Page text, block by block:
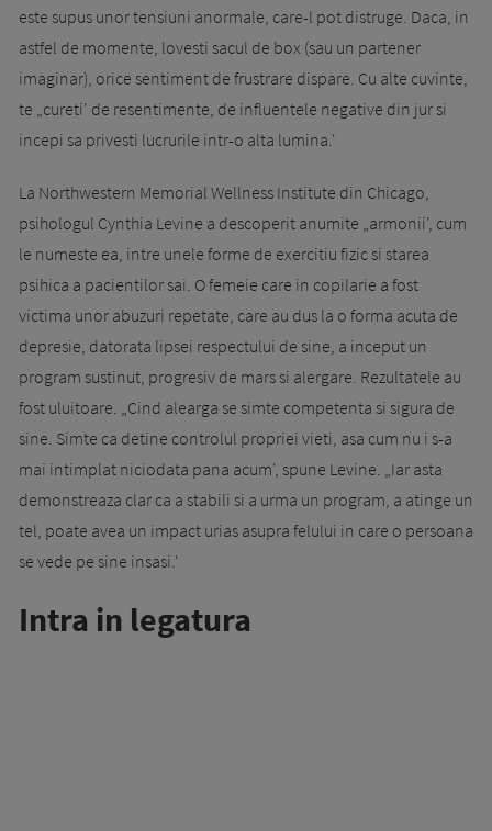
este supus unor tensiuni anormale, care-l pot distruge. Daca, in
astfel de momente, lovesti sacul de box (sau un partener
imaginar), orice sentiment de frustrare dispare. Cu alte cuvinte,
te „cureti' de resentimente, de influentele negative din jur si
incepi sa privesti lucrurile intr-o alta lumina.'
La Northwestern Memorial Wellness Institute din Chicago,
psihologul Cynthia Levine a descoperit anumite „armonii', cum
le numeste ea, intre unele forme de exercitiu fizic si starea
psihica a pacientilor sai. O femeie care in copilarie a fost
victima unor abuzuri repetate, care au dus la o forma acuta de
depresie, datorata lipsei respectului de sine, a inceput un
program sustinut, progresiv de mars si alergare. Rezultatele au
fost uluitoare. „Cind alearga se simte competenta si sigura de
sine. Simte ca detine controlul propriei vieti, asa cum nu i s-a
mai intimplat niciodata pana acum', spune Levine. „Iar asta
demonstreaza clar ca a stabili si a urma un program, a atinge un
tel, poate avea un impact urias asupra felului in care o persoana
se vede pe sine insasi.'
Intra in legatura